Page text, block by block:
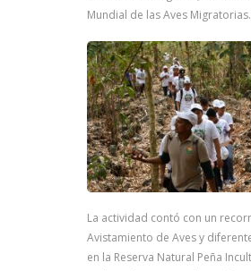
Mundial de las Aves Migratorias.
La actividad contó con un
Avistamiento de Aves y
en la Reserva Natural Peña